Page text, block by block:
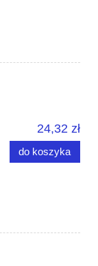
24,32 zł
do koszyka